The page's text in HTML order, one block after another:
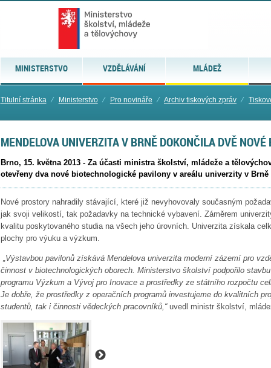
MINISTERSTVO VZDĚLÁVÁNÍ MLÁDEŽ
Titulní stránka ⁄ Ministerstvo ⁄ Pro novináře ⁄ Archiv tiskových zpráv ⁄
MENDELOVA UNIVERZITA V BRNĚ DOKONČILA DVĚ NOVÉ
Brno, 15. května 2013 - Za účasti ministra školství, mládeže a
otevřeny dva nové biotechnologické pavilony v areálu univerzity v Brně
Nové prostory nahradily stávající, které již nevyhovovaly současným
jak svoji velikostí, tak požadavky na technické vybavení. Záměrem
kvalitu poskytovaného studia na všech jeho úrovních. Univerzita získala
plochy pro výuku a výzkum.
„Výstavbou pavilonů získává Mendelova univerzita moderní zázemí pro
činnost v biotechnologických oborech. Ministerstvo školství podpořilo
programu Výzkum a Vývoj pro Inovace a prostředky ze státního rozpočtu
Je dobře, že prostředky z operačních programů investujeme do kvalitních
studentů, tak i činnosti vědeckých pracovníků,“uvedl ministr školství,